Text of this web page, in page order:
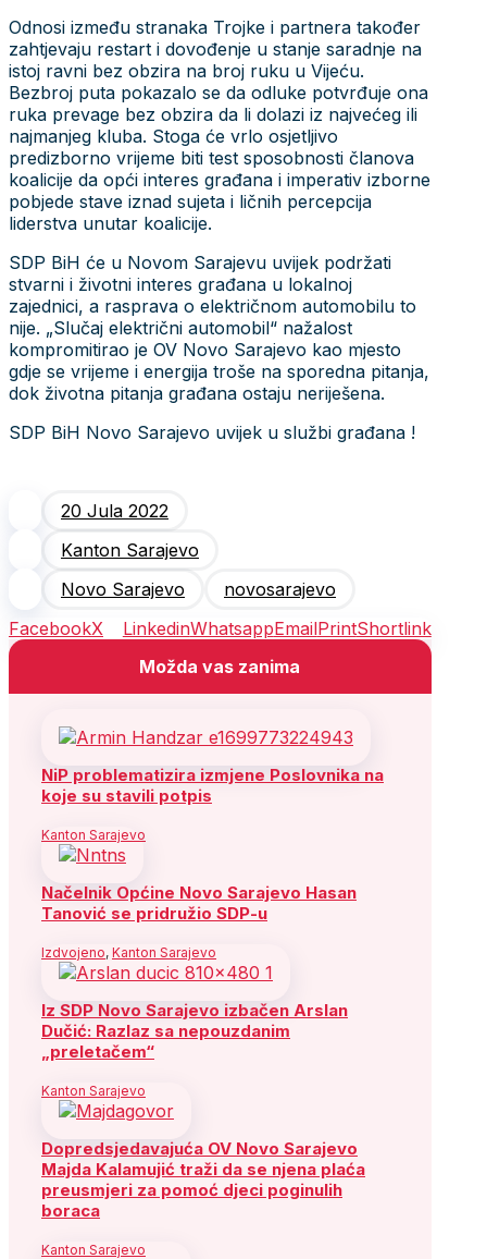
Odnosi između stranaka Trojke i partnera također
zahtjevaju restart i dovođenje u stanje saradnje na
istoj ravni bez obzira na broj ruku u Vijeću.
Bezbroj puta pokazalo se da odluke potvrđuje ona
ruka prevage bez obzira da li dolazi iz najvećeg ili
najmanjeg kluba. Stoga će vrlo osjetljivo
predizborno vrijeme biti test sposobnosti članova
koalicije da opći interes građana i imperativ izborne
pobjede stave iznad sujeta i ličnih percepcija
liderstva unutar koalicije.
SDP BiH će u Novom Sarajevu uvijek podržati
stvarni i životni interes građana u lokalnoj
zajednici, a rasprava o električnom automobilu to
nije. „Slučaj električni automobil“ nažalost
kompromitirao je OV Novo Sarajevo kao mjesto
gdje se vrijeme i energija troše na sporedna pitanja,
dok životna pitanja građana ostaju neriješena.
SDP BiH Novo Sarajevo uvijek u službi građana !
20 Jula 2022
Kanton Sarajevo
Novo Sarajevo
novosarajevo
FacebookX LinkedinWhatsappEmailPrintShortlink
Možda vas zanima
NiP problematizira izmjene Poslovnika na
koje su stavili potpis
Kanton Sarajevo
Načelnik Općine Novo Sarajevo Hasan
Tanović se pridružio SDP-u
Izdvojeno, Kanton Sarajevo
Iz SDP Novo Sarajevo izbačen Arslan
Dučić: Razlaz sa nepouzdanim
„preletačem“
Kanton Sarajevo
Dopredsjedavajuća OV Novo Sarajevo
Majda Kalamujić traži da se njena plaća
preusmjeri za pomoć djeci poginulih
boraca
Kanton Sarajevo